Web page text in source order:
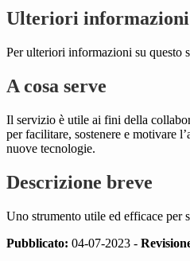
Ulteriori informazioni
Per ulteriori informazioni su questo
A cosa serve
Il servizio è utile ai fini della
per facilitare, sostenere e motivare
nuove tecnologie.
Descrizione breve
Uno strumento utile ed efficace per
Pubblicato: 04-07-2023 -